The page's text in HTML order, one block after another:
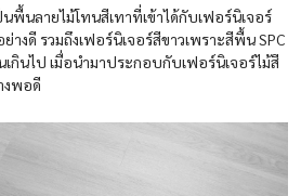
พื้นลายไม้โทนสีเทาที่เข้าได้กับเฟอร์นิเจอร์
างดี รวมถึงเฟอร์นิเจอร์สีขาวเพราะสีพื้น SPC
กินไป เมื่อนำมาประกอบกับเฟอร์นิเจอร์ไม้สี
งพอดี